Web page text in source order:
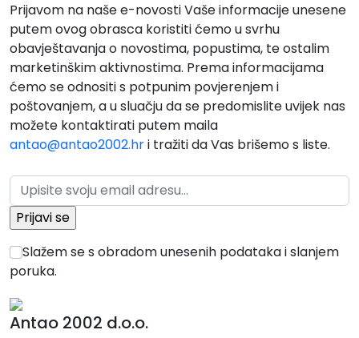
Prijavom na naše e-novosti Vaše informacije unesene
putem ovog obrasca koristiti ćemo u svrhu
obavještavanja o novostima, popustima, te ostalim
marketinškim aktivnostima. Prema informacijama
ćemo se odnositi s potpunim povjerenjem i
poštovanjem, a u sluačju da se predomislite uvijek nas
možete kontaktirati putem maila
antao@antao2002.hri tražiti da Vas brišemo s liste.
Slažem se s obradom unesenih podataka i slanjem
poruka.
Antao 2002 d.o.o.